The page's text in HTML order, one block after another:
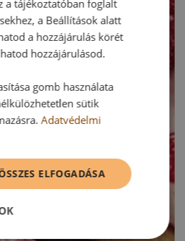
a tájékoztatóban foglalt
a Beállítások alatt
a hozzájárulás körét
hozzájárulásod.
gomb használata
sütik
Adatvédelmi
ELFOGADÁSA